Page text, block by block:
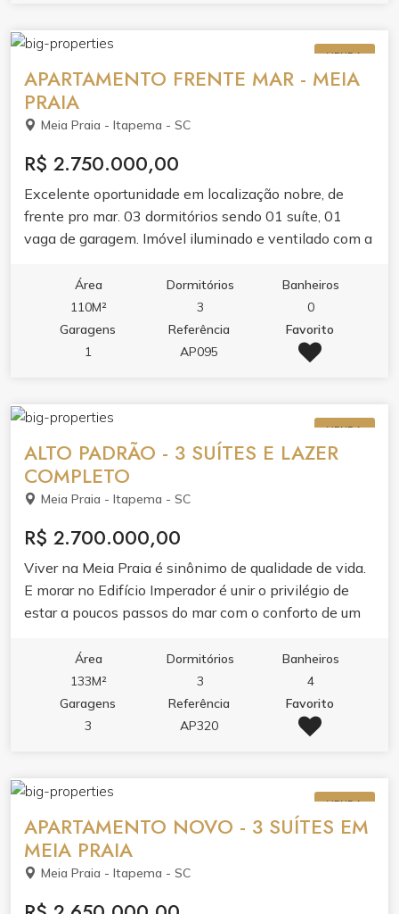
VENDA
APARTAMENTO FRENTE MAR - MEIA
PRAIA
Meia Praia - Itapema - SC
R$ 2.750.000,00
Excelente oportunidade em localização nobre, de
frente pro mar. 03 dormitórios sendo 01 suíte, 01
vaga de garagem. Imóvel iluminado e ventilado com a
família ou garantir alta rentabilidade com locação de
temporada.
Área
110M²
Dormitórios
3
Banheiros
0
Garagens
1
Referência
AP095
Favorito
VENDA
ALTO PADRÃO - 3 SUÍTES E LAZER
COMPLETO
Meia Praia - Itapema - SC
R$ 2.700.000,00
Viver na Meia Praia é sinônimo de qualidade de vida.
E morar no Edifício Imperador é unir o privilégio de
estar a poucos passos do mar com o conforto de um
momento da sua família. Próximo de supermercados,
farmácias, restaurantes e de tudo que Itapema
oferece de melhor. É a localização ideal para morar o
ano todo ou para ter uma segunda residência de
Área
133M²
Dormitórios
3
Banheiros
4
Garagens
3
Referência
AP320
Favorito
VENDA
APARTAMENTO NOVO - 3 SUÍTES EM
MEIA PRAIA
Meia Praia - Itapema - SC